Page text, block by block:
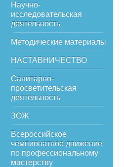
Научно-
исследовательская
деятельность
Методические материалы
НАСТАВНИЧЕСТВО
Санитарно-
просветительская
деятельность
ЗОЖ
Всероссийское
чемпионатное движение
по профессиональному
мастерству